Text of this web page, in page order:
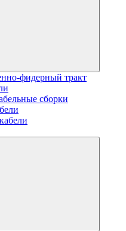
фидерный тракт
сборки